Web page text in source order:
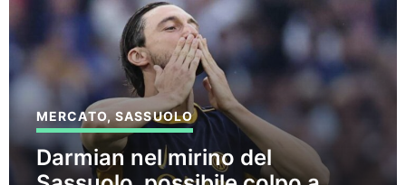
MERCATO,SASSUOLO
Darmian nel mirino del